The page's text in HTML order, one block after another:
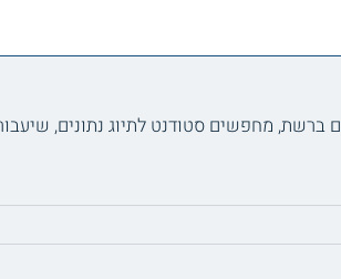
ברשת, מחפשים סטודנט לתיוג נתונים,